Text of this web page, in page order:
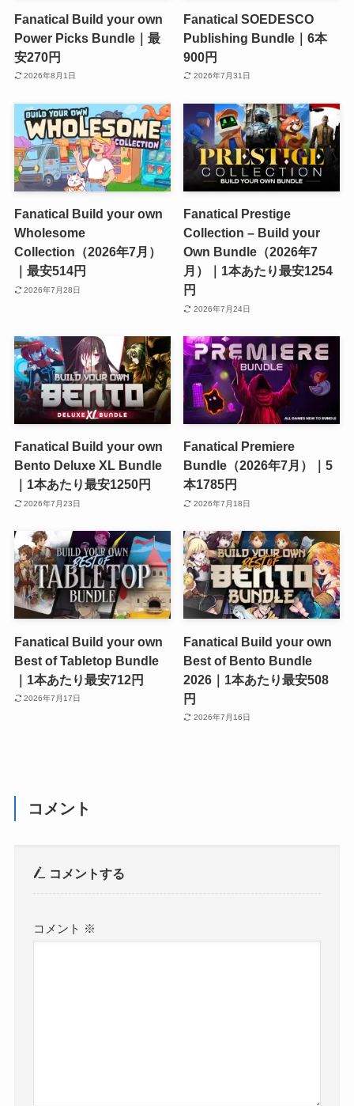
Fanatical Build your own
Power Picks Bundle｜最
安270円
2026年8月1日
Fanatical SOEDESCO
Publishing Bundle｜6本
900円
2026年7月31日
Fanatical Build your own
Wholesome
Collection（2026年7月）
｜最安514円
2026年7月28日
Fanatical Prestige
Collection – Build your
Own Bundle（2026年7
月）｜1本あたり最安1254
円
2026年7月24日
Fanatical Build your own
Bento Deluxe XL Bundle
｜1本あたり最安1250円
2026年7月23日
Fanatical Premiere
Bundle（2026年7月）｜5
本1785円
2026年7月18日
Fanatical Build your own
Best of Tabletop Bundle
｜1本あたり最安712円
2026年7月17日
Fanatical Build your own
Best of Bento Bundle
2026｜1本あたり最安508
円
2026年7月16日
コメント
コメントする
コメント ※